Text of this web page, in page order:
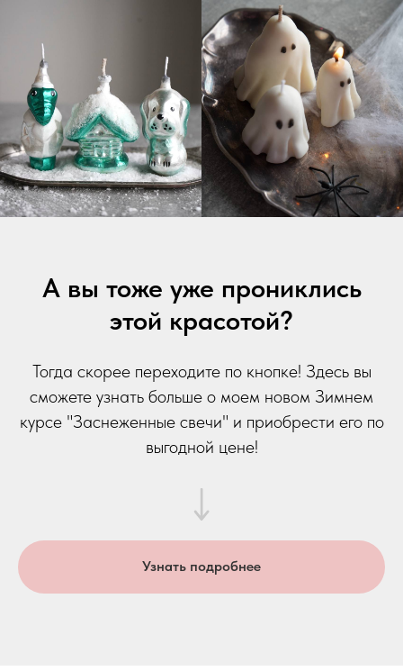
А вы тоже уже прониклись
этой красотой?
Тогда скорее переходите по кнопке! Здесь вы
сможете узнать больше о моем новом Зимнем
курсе "Заснеженные свечи" и приобрести его по
выгодной цене!
Узнать подробнее